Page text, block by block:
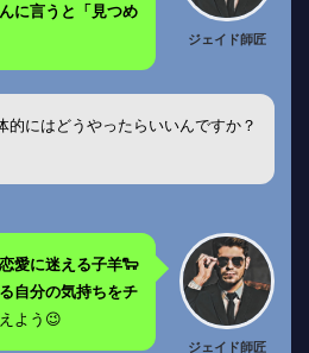
に言うと「見つめ
ジェイド師匠
的にはどうやったらいいんですか？
恋愛に迷える子羊🐑
自分の気持ちをチ
よう😉
ジェイド師匠